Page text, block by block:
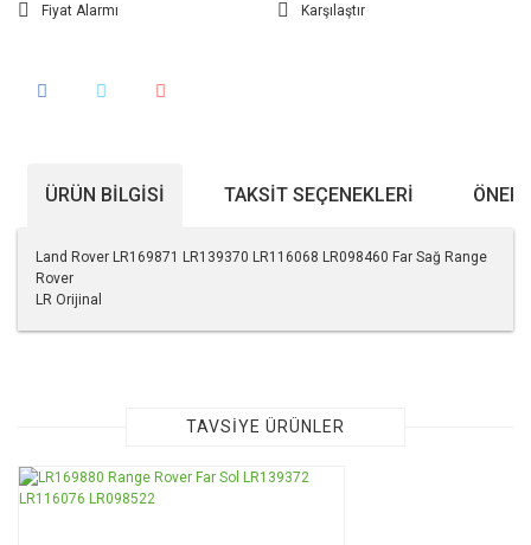
Fiyat Alarmı
Karşılaştır
ÜRÜN BILGISI TAKSIT SEÇENEKLERI
Land Rover LR169871 LR139370 LR116068 LR098460 Far Sağ Range
Rover
LR Orijinal
Görüş ve önerileriniz için teşekkür ederiz.
Ürün resmi kalitesiz, bozuk veya görüntülenemiyor.
TAVSİYE ÜRÜNLER
TÜKENDİ